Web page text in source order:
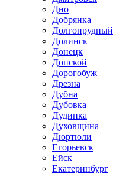
Дно
Добрянка
Долгопрудный
Долинск
Донецк
Донской
Дорогобуж
Дрезна
Дубна
Дубовка
Дудинка
Духовщина
Дюртюли
Егорьевск
Ейск
Екатеринбург